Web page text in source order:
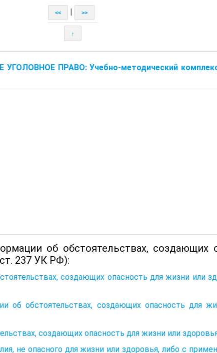
<< >>
↑
УГОЛОВНОЕ ПРАВО: Учебно-методический
об обстоятельствах, создающих
237 УК РФ):
создающих опасность для жизни или
об обстоятельствах, создающих опасность для
создающих опасность для жизни или
не опасного для жизни или здоровья, либо с